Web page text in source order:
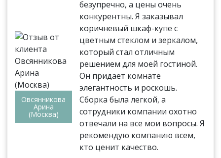
Овсянникова
Арина
(Москва)
безупречно, а цены очень
конкурентны. Я заказывал
коричневый шкаф-купе с
цветным стеклом и зеркалом,
который стал отличным
решением для моей гостиной.
Он придает комнате
элегантность и роскошь.
Сборка была легкой, а
сотрудники компании охотно
отвечали на все мои вопросы. Я
рекомендую компанию всем,
кто ценит качество.